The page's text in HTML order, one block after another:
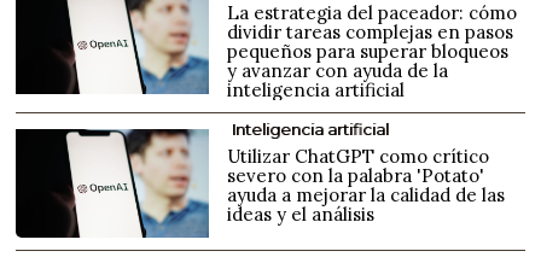
La estrategia del paceador: cómo
dividir tareas complejas en pasos
pequeños para superar bloqueos
y avanzar con ayuda de la
inteligencia artificial
Inteligencia artificial
Utilizar ChatGPT como crítico
severo con la palabra 'Potato'
ayuda a mejorar la calidad de las
ideas y el análisis